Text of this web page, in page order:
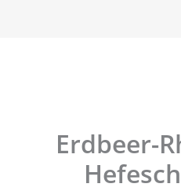
Erdbeer-